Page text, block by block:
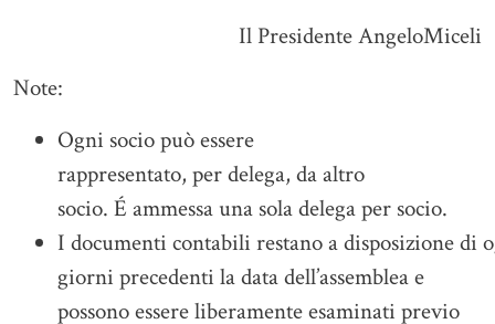
Il Presidente AngeloMiceli
Note:
Ogni socio può essere
rappresentato, per delega, da altro
socio. É ammessa una sola delega per socio.
I documenti contabili restano a disposizione di
giorni precedenti la data dell’assemblea e
possono essere liberamente esaminati previo